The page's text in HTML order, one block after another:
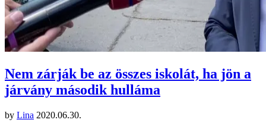
Nem zárják be az összes iskolát, ha jön a
járvány második hulláma
by Lina 2020.06.30.